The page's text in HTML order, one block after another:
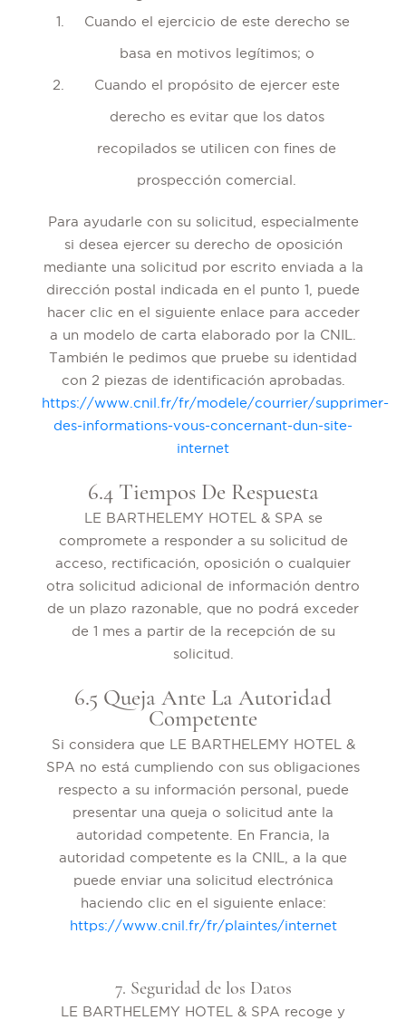
Cuando el ejercicio de este derecho se
basa en motivos legítimos; o
Cuando el propósito de ejercer este
derecho es evitar que los datos
recopilados se utilicen con fines de
prospección comercial.
Para ayudarle con su solicitud, especialmente
si desea ejercer su derecho de oposición
mediante una solicitud por escrito enviada a la
dirección postal indicada en el punto 1, puede
hacer clic en el siguiente enlace para acceder
a un modelo de carta elaborado por la CNIL.
También le pedimos que pruebe su identidad
con 2 piezas de identificación aprobadas.
https://www.cnil.fr/fr/modele/courrier/supprimer-
des-informations-vous-concernant-dun-site-
internet
6.4 Tiempos De Respuesta
LE BARTHELEMY HOTEL & SPA se
compromete a responder a su solicitud de
acceso, rectificación, oposición o cualquier
otra solicitud adicional de información dentro
de un plazo razonable, que no podrá exceder
de 1 mes a partir de la recepción de su
solicitud.
6.5 Queja Ante La Autoridad
Competente
Si considera que LE BARTHELEMY HOTEL &
SPA no está cumpliendo con sus obligaciones
respecto a su información personal, puede
presentar una queja o solicitud ante la
autoridad competente. En Francia, la
autoridad competente es la CNIL, a la que
puede enviar una solicitud electrónica
haciendo clic en el siguiente enlace:
https://www.cnil.fr/fr/plaintes/internet
7. Seguridad de los Datos
LE BARTHELEMY HOTEL & SPA recoge y